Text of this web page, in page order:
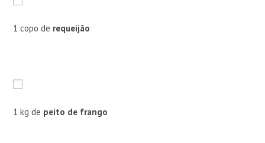
1 copo de requeijão
1 kg de peito de frango